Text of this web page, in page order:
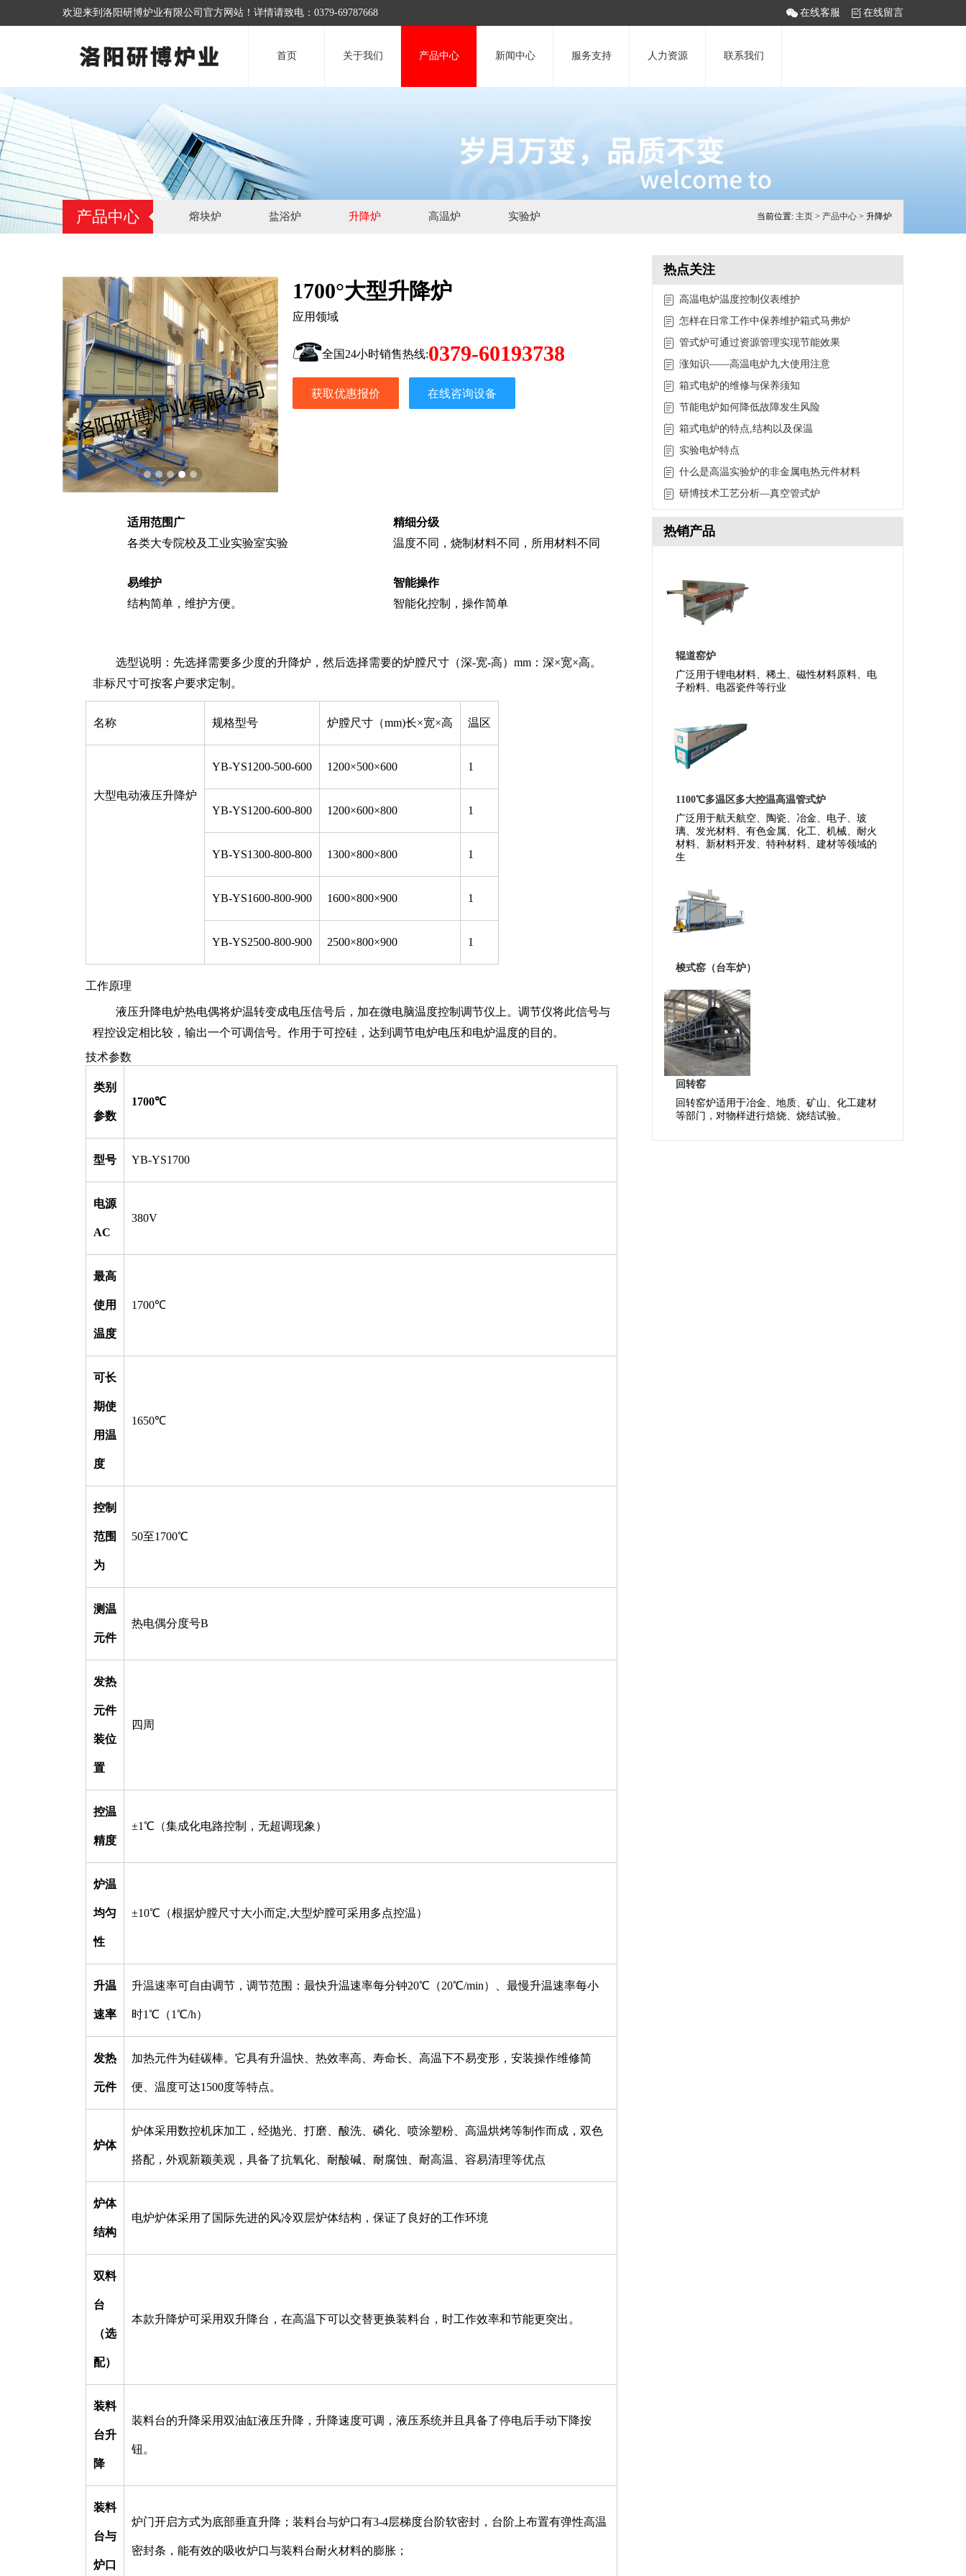
欢迎来到洛阳研博炉业有限公司官方网站！详情请致电：0379-69787668 在线留言
在线客服
首页 关于我们 产品中心 新闻中心 服务支持 人力资源 联系我们
产品中心 熔块炉 盐浴炉 升降炉 高温炉 实验炉 当前位置: 主页 > 产品中心 > 升降炉
热点关注
高温电炉温度控制仪表维护
怎样在日常工作中保养维护箱式马弗炉
管式炉可通过资源管理实现节能效果
涨知识——高温电炉九大使用注意
箱式电炉的维修与保养须知
节能电炉如何降低故障发生风险
箱式电炉的特点,结构以及保温
实验电炉特点
什么是高温实验炉的非金属电热元件材料
研博技术工艺分析—真空管式炉
热销产品
辊道窑炉
广泛用于锂电材料、稀土、磁性材料原料、电
子粉料、电器瓷件等行业
1100℃多温区多大控温高温管式炉
广泛用于航天航空、陶瓷、冶金、电子、玻
璃、发光材料、有色金属、化工、机械、耐火
材料、新材料开发、特种材料、建材等领域的
生
梭式窑（台车炉）
回转窑
回转窑炉适用于冶金、地质、矿山、化工建材
等部门，对物样进行焙烧、烧结试验。
1700°大型升降炉
应用领域
全国24小时销售热线:0379-60193738
获取优惠报价 在线咨询设备
适用范围广
各类大专院校及工业实验室实验
精细分级
温度不同，烧制材料不同，所用材料不同
易维护
结构简单，维护方便。
智能操作
智能化控制，操作简单
选型说明：先选择需要多少度的升降炉，然后选择需要的炉膛尺寸（深-宽-高）mm：深×宽×高。
非标尺寸可按客户要求定制。
名称 规格型号 炉膛尺寸（mm)长×宽×高 温区
大型电动液压升降炉
YB-YS1200-500-600 1200×500×600 1
YB-YS1200-600-800 1200×600×800 1
YB-YS1300-800-800 1300×800×800 1
YB-YS1600-800-900 1600×800×900 1
YB-YS2500-800-900 2500×800×900 1
工作原理
液压升降电炉热电偶将炉温转变成电压信号后，加在微电脑温度控制调节仪上。调节仪将此信号与
程控设定相比较，输出一个可调信号。作用于可控硅，达到调节电炉电压和电炉温度的目的。
技术参数
类别
参数
1700℃
型号 YB-YS1700
电源
AC
380V
最高
使用
温度
1700℃
可长
期使
用温
度
1650℃
控制
范围
为
50至1700℃
测温
元件
热电偶分度号B
发热
元件
装位
置
四周
控温
精度
±1℃（集成化电路控制，无超调现象）
炉温
均匀
性
±10℃（根据炉膛尺寸大小而定,大型炉膛可采用多点控温）
升温
速率
升温速率可自由调节，调节范围：最快升温速率每分钟20℃（20℃/min）、最慢升温速率每小
时1℃（1℃/h）
发热
元件
加热元件为硅碳棒。它具有升温快、热效率高、寿命长、高温下不易变形，安装操作维修简
便、温度可达1500度等特点。
炉体
炉体采用数控机床加工，经抛光、打磨、酸洗、磷化、喷涂塑粉、高温烘烤等制作而成，双色
搭配，外观新颖美观，具备了抗氧化、耐酸碱、耐腐蚀、耐高温、容易清理等优点
炉体
结构
电炉炉体采用了国际先进的风冷双层炉体结构，保证了良好的工作环境
双料
台
（选
配）
本款升降炉可采用双升降台，在高温下可以交替更换装料台，时工作效率和节能更突出。
装料
台升
降
装料台的升降采用双油缸液压升降，升降速度可调，液压系统并且具备了停电后手动下降按
钮。
装料
台与
炉口
炉门开启方式为底部垂直升降；装料台与炉口有3-4层梯度台阶软密封，台阶上布置有弹性高温
密封条，能有效的吸收炉口与装料台耐火材料的膨胀；